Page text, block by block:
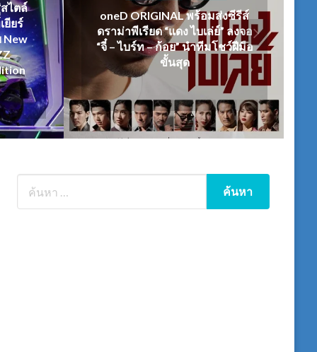
ไตล์
ยียร์
New
oneD ORIGINAL พร้อมส่งซีรีส์
ดราม่าพีเรียด “แดง ไบเล่ย์” ลงจอ
“จี๋ – ไบร์ท – ก้อย” นำทีมโชว์ฝีมือ
ขั้นสุด